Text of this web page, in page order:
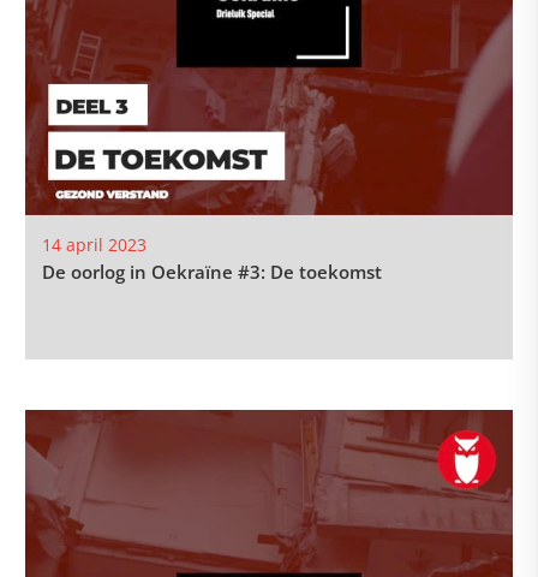
14 april 2023
De oorlog in Oekraïne #3: De toekomst